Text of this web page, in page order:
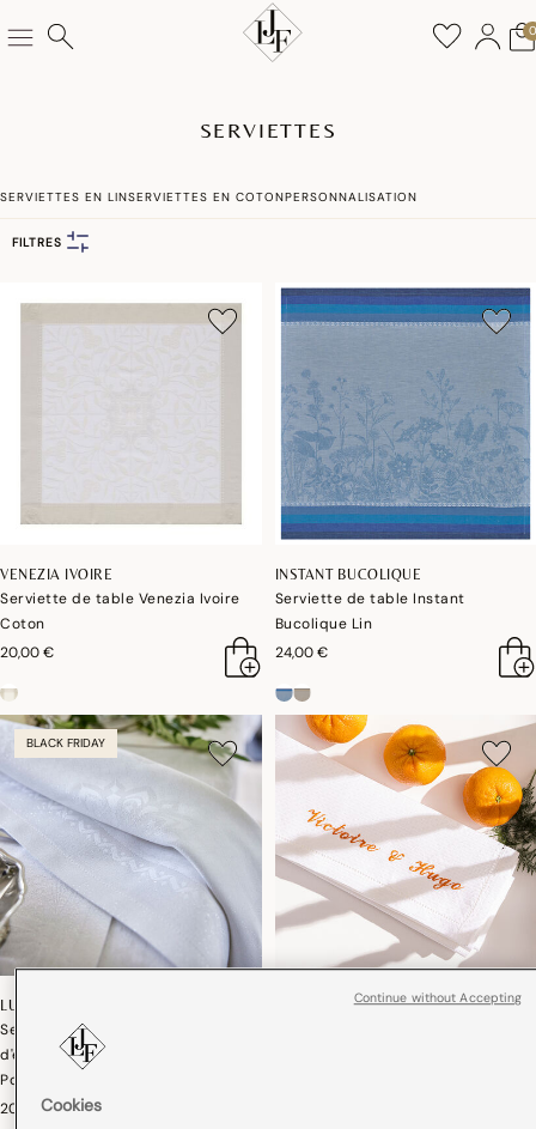
0
SERVIETTES
SERVIETTES EN LINSERVIETTES EN COTONPERSONNALISATION
FILTRES
VENEZIA IVOIRE
Serviette de table Venezia Ivoire
Coton
20,00 €
INSTANT BUCOLIQUE
Serviette de table Instant
Bucolique Lin
24,00 €
BLACK FRIDAY
LUMIÈRES D'ÉTOILES DIAMANT
Serviette de table Lumières
d'étoiles Diamant Coton, Viscose,
Poly
20,00 €
PORTOFINO
Cookies
Continue without Accepting